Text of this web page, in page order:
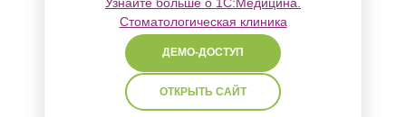
Стоматологическая клиника
ДЕМО-ДОСТУП
ОТКРЫТЬ САЙТ